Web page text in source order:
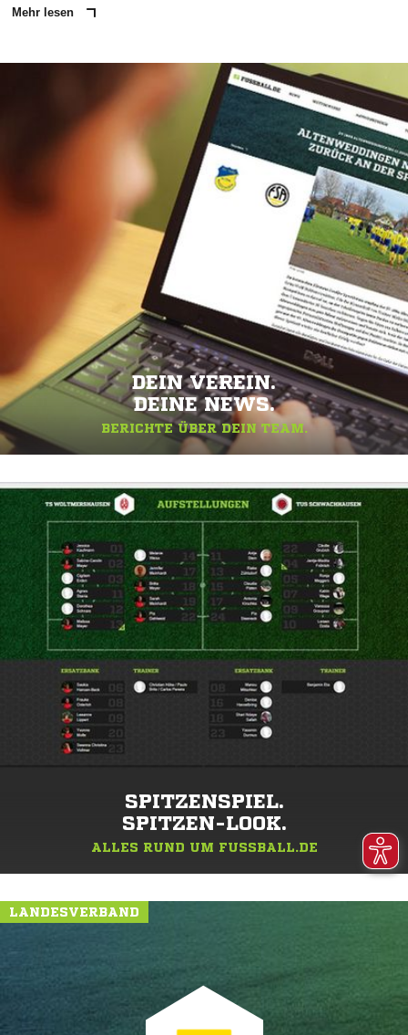
Mehr lesen
DEIN VEREIN.
DEINE NEWS.
BERICHTE ÜBER DEIN TEAM.
SPITZENSPIEL.
SPITZEN-LOOK.
ALLES RUND UM FUSSBALL.DE
LANDESVERBAND